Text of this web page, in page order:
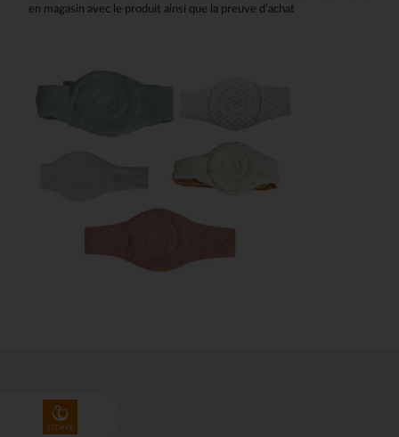
en magasin avec le produit ainsi que la preuve d’achat